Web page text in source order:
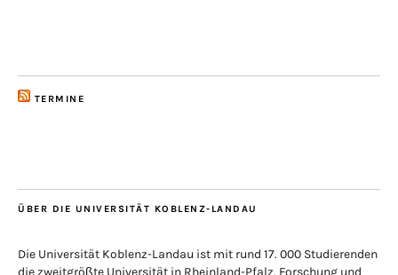
TERMINE
ÜBER DIE UNIVERSITÄT KOBLENZ-LANDAU
Die Universität Koblenz-Landau ist mit rund 17. 000 Studierenden
die zweitgrößte Universität in Rheinland-Pfalz. Forschung und